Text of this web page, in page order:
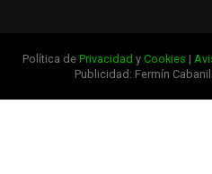
Política de Privacidad y Cookies |
Publicidad: Fermín